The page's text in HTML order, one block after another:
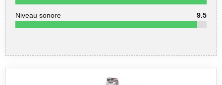
Niveau sonore 9.5